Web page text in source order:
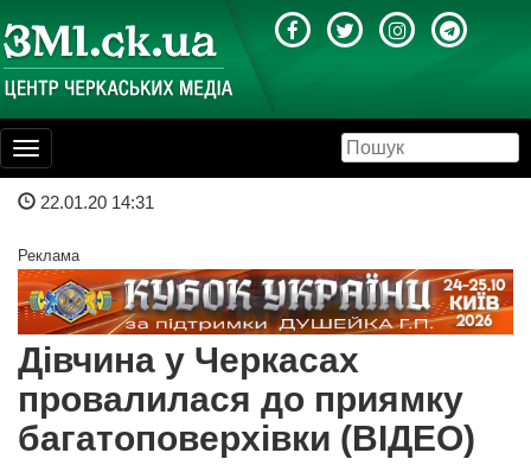
Toggle
navigation
22.01.20 14:31
Реклама
Дівчина у Черкасах
провалилася до приямку
багатоповерхівки (ВІДЕО)